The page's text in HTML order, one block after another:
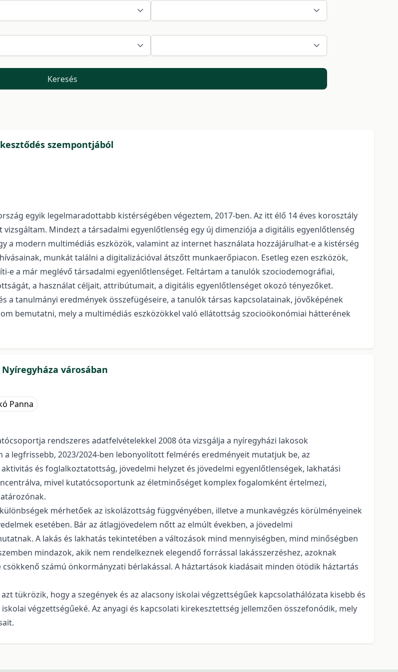
Keresés
szempontjából
egyik legelmaradottabb kistérségében végeztem, 2017-ben. Az itt élő 14 éves korosztály
Mindezt a társadalmi egyenlőtlenség egy új dimenziója a digitális egyenlőtlenség
a modern multimédiás eszközök, valamint az internet használata hozzájárulhat-e a kistérség
munkát találni a digitalizációval átszőtt munkaerőpiacon. Esetleg ezen eszközök,
e a már meglévő társadalmi egyenlőtlenséget. Feltártam a tanulók szociodemográfiai,
a használat céljait, attribútumait, a digitális egyenlőtlenséget okozó tényezőket.
a tanulmányi eredmények összefügéseire, a tanulók társas kapcsolatainak, jövőképének
bemutatni, mely a multimédiás eszközökkel való ellátottság szocioökonómiai hátterének
városában
Panna
rendszeres adatfelvételekkel 2008 óta vizsgálja a nyíregyházi lakosok
legfrissebb, 2023/2024-ben lebonyolított felmérés eredményeit mutatjuk be, az
és foglalkoztatottság, jövedelmi helyzet és jövedelmi egyenlőtlenségek, lakhatási
mivel kutatócsoportunk az életminőséget komplex fogalomként értelmezi,
mérhetőek az iskolázottság függvényében, illetve a munkavégzés körülményeinek
esetében. Bár az átlagjövedelem nőtt az elmúlt években, a jövedelmi
A lakás és lakhatás tekintetében a változások mind mennyiségben, mind minőségben
mindazok, akik nem rendelkeznek elegendő forrással lakásszerzéshez, azoknak
számú önkormányzati bérlakással. A háztartások kiadásait minden ötödik háztartás
tükrözik, hogy a szegények és az alacsony iskolai végzettségűek kapcsolathálózata kisebb és
végzettségűeké. Az anyagi és kapcsolati kirekesztettség jellemzően összefonódik, mely